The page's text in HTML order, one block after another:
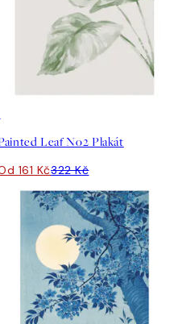
Leaf No2 Plakát
161 Kč322 Kč